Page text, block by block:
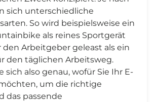
sich unterschiedliche
So wird beispielsweise ein
als reines Sportgerät
Arbeitgeber geleast als ein
den täglichen Arbeitsweg.
sich also genau, wofür Sie Ihr E-
um die richtige
das passende